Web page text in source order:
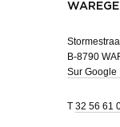
B-8790
Sur Google
T 32 56 61